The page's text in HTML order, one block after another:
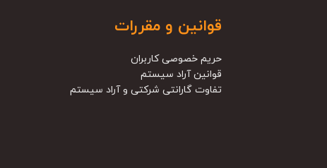
قوانین و مقررات
حریم خصوصی کاربران
قوانین آراد سیستم
تفاوت گارانتی شرکتی و آراد سیستم